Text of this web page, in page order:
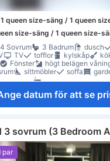
1 queen size-säng / 1 queen
size-säng / 1 queen size-
4 Sovrum 3 Badrum dusch
TV tofflor kylskåp
Fönster
högt belägen
sittmöbler soffa
kläder
rökpolicy - rum för
datum för att se
3 sovrum (3 Bedroom
par